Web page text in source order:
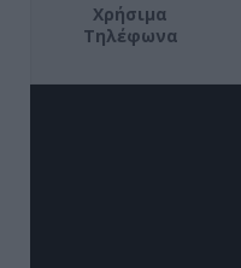
Χρήσιμα
Τηλέφωνα